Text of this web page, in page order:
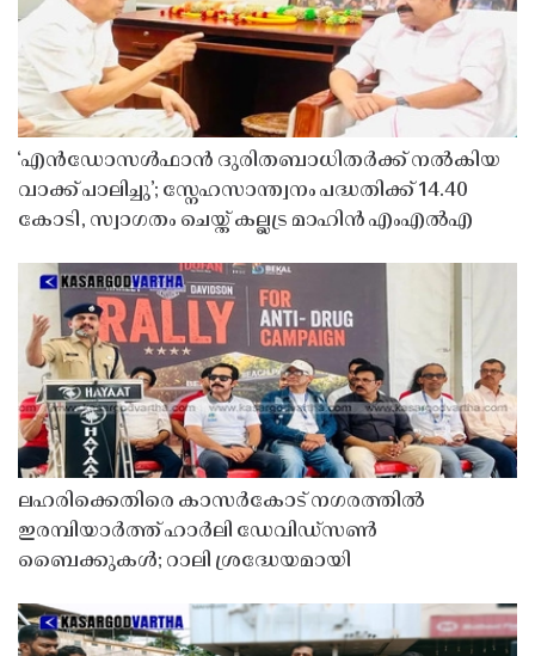
‘എൻഡോസൾഫാൻ ദുരിതബാധിതർക്ക് നൽകിയ
വാക്ക് പാലിച്ചു’; സ്നേഹസാന്ത്വനം പദ്ധതിക്ക് 14.40
കോടി, സ്വാഗതം ചെയ്ത് കല്ലട്ര മാഹിൻ എംഎൽഎ
ലഹരിക്കെതിരെ കാസർകോട് നഗരത്തിൽ
ഇരമ്പിയാർത്ത് ഹാർലി ഡേവിഡ്‌സൺ
ബൈക്കുകൾ; റാലി ശ്രദ്ധേയമായി